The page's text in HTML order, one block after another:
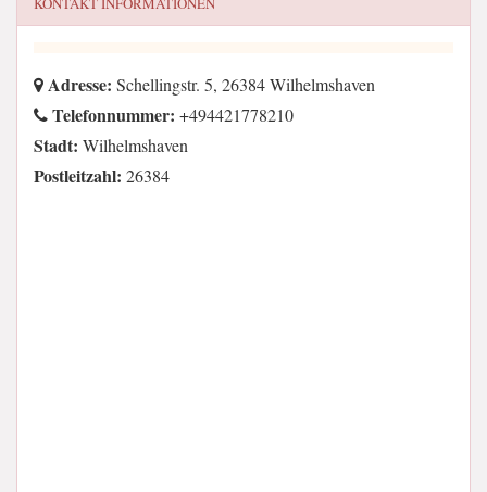
Adresse: Schellingstr. 5, 26384 Wilhelmshaven
Telefonnummer: +494421778210
Stadt: Wilhelmshaven
Postleitzahl: 26384